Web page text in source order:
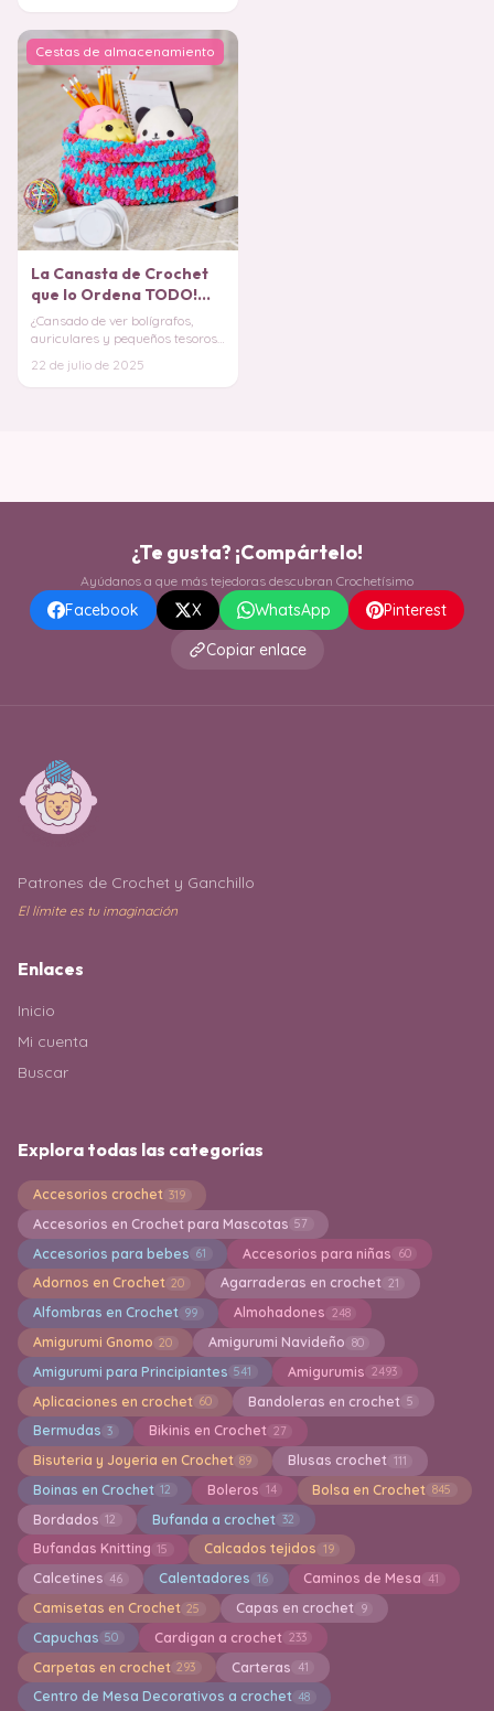
Cestas de almacenamiento
La Canasta de Crochet
que lo Ordena TODO!
Patrón Gratis
¿Cansado de ver bolígrafos,
auriculares y pequeños tesoros
solución
22 de julio de 2025
¿Te gusta? ¡Compártelo!
Ayúdanos a que más tejedoras descubran Crochetísimo
Facebook X WhatsApp
Pinterest
Copiar enlace
Patrones de Crochet y Ganchillo
El límite es tu imaginación
Enlaces
Inicio
Mi cuenta
Buscar
Explora todas las categorías
Accesorios crochet 319
Accesorios en Crochet para Mascotas 57
Accesorios para bebes 61 Accesorios para niñas 60
Adornos en Crochet 20 Agarraderas en crochet 21
Alfombras en Crochet 99 Almohadones 248
Amigurumi Gnomo 20 Amigurumi Navideño 80
Amigurumi para Principiantes 541 Amigurumis 2493
Aplicaciones en crochet 60 Bandoleras en crochet 5
Bermudas 3 Bikinis en Crochet 27
Bisuteria y Joyeria en Crochet 89 Blusas crochet 111
Boinas en Crochet 12 Boleros 14 Bolsa en Crochet 845
Bordados 12 Bufanda a crochet 32
Bufandas Knitting 15 Calcados tejidos 19
Calcetines 46 Calentadores 16 Caminos de Mesa 41
Camisetas en Crochet 25 Capas en crochet 9
Capuchas 50 Cardigan a crochet 233
Carpetas en crochet 293 Carteras 41
Centro de Mesa Decorativos a crochet 48